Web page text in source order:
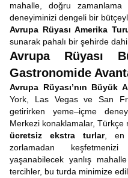
mahalle, doğru
deneyiminizi dengeli bir
Avrupa Rüyası Amerika
sunarak pahalı bir şehirde
Avrupa Rüyası
Gastronomide
Avrupa Rüyası’nın Büyük
York, Las Vegas ve San
getirirken yeme–içme
Merkezi konaklamalar,
ücretsiz ekstra turlar, en
zorlamadan
yaşanabilecek yanlış
tercihler, bu turda minimize